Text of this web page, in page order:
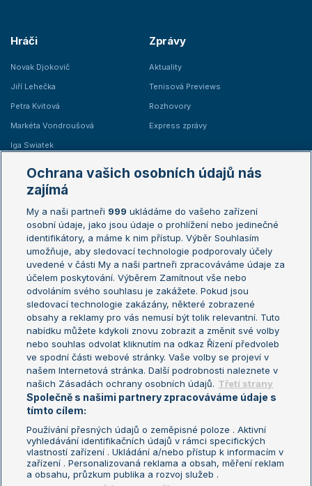
Hráči
Novak Djokovič
Jiří Lehečka
Petra Kvitová
Markéta Vondroušová
Iga Swiatek
Zprávy
Aktuality
Tenisová Previews
Rozhovory
Express zprávy
Žebříčky
Žebříček ATP (muži)
Žebříček WTA (ženy)
Sázkařský žebříček
Australian Open
French Open
Wimbledon
US Open
Turnaj mistrů
Turnaj mistryň
Aktualní trendy
Fotbalové přestupy
Livesport Daily
LS Prague Open
Podmínky užití
Nastavení soukromí
GDPR a žurnalistika
Reklama
Informace o zpracování osobních
Ochrana vašich osobních údajů nás
zajímá
My a naši partneři 999 ukládáme do vašeho zařízení
osobní údaje, jako jsou údaje o prohlížení nebo jedinečné
identifikátory, a máme k nim přístup. Výběr Souhlasím
umožňuje, aby sledovací technologie podporovaly účely
uvedené v části My a naši partneři zpracováváme údaje za
účelem poskytování. Výběrem Zamítnout vše nebo
odvoláním svého souhlasu je zakážete. Pokud jsou
sledovací technologie zakázány, některé zobrazené
obsahy a reklamy pro vás nemusí být tolik relevantní. Tuto
nabídku můžete kdykoli znovu zobrazit a změnit své volby
nebo souhlas odvolat kliknutím na odkaz Řízení předvoleb
ve spodní části webové stránky. Vaše volby se projeví v
našem Internetová stránka. Další podrobnosti naleznete v
našich Zásadách ochrany osobních údajů. Třetí strany
Společně s našimi partnery zpracováváme údaje s
tímto cílem:
Používání přesných údajů o zeměpisné poloze . Aktivní
vyhledávání identifikačních údajů v rámci specifických
vlastností zařízení . Ukládání a/nebo přístup k informacím v
zařízení . Personalizovaná reklama a obsah, měření reklam
a obsahu, průzkum publika a rozvoj služeb .